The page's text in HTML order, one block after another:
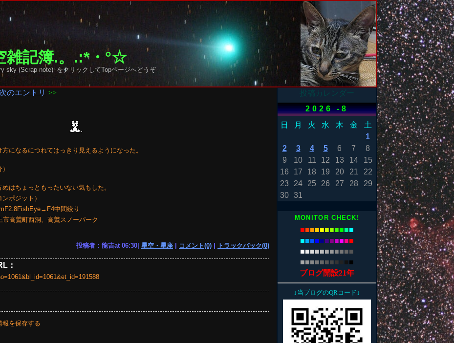
雑記簿.。.:*・°☆
sky (Scrap note)↑をクリックしてTopページへどうぞ
次のエントリ >>
になるにつれてはっきり見えるようになった。
はちょっともったいない気もした。
ポジット）
中間絞り
高鷲町西洞、高鷲スノーパーク
投稿者：龍吉at 06:30| 星空・星座 コメント(0) トラックバック(0)
：
報を保存する
投稿カレンダー
2026 -8
日
月 火 水 木 金
土
1
2
3 4 5 6 7
8
9
10 11 12 13 14
15
16
17 18 19 20 21
22
23
24 25 26 27 28
29
30 31
MONITOR CHECK!
■■■■■■■■■■■
■■■■■■■■■■■
■■■■■■■■■■■
■■■■■■■■ ■■
ブログ開設21年
↓当ブログのQRコード↓